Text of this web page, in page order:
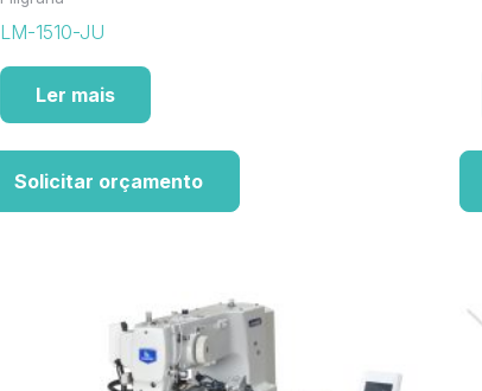
LM-1510-JU
Ler mais
Solicitar orçamento